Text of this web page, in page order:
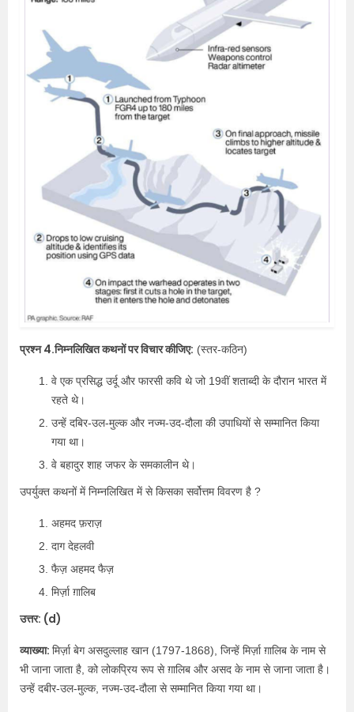
प्रश्न 4.निम्नलिखित कथनों पर विचार कीजिए: (स्तर-कठिन)
वे एक प्रसिद्ध उर्दू और फारसी कवि थे जो 19वीं शताब्दी के दौरान भारत में
रहते थे।
उन्हें दबिर-उल-मुल्क और नज्म-उद-दौला की उपाधियों से सम्मानित किया
गया था।
वे बहादुर शाह जफर के समकालीन थे।
उपर्युक्त कथनों में निम्नलिखित में से किसका सर्वोत्तम विवरण है ?
अहमद फ़राज़
दाग देहलवी
फैज़ अहमद फैज़
मिर्ज़ा ग़ालिब
उत्तर: (d)
व्याख्या: मिर्ज़ा बेग असदुल्लाह खान (1797-1868), जिन्हें मिर्ज़ा ग़ालिब के नाम से
भी जाना जाता है, को लोकप्रिय रूप से ग़ालिब और असद के नाम से जाना जाता है।
उन्हें दबीर-उल-मुल्क, नज्म-उद-दौला से सम्मानित किया गया था।